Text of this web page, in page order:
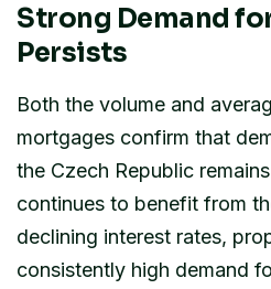
Strong Demand
Persists
Both the volume and
mortgages confirm that
the Czech Republic
continues to benefit from
declining interest rates,
consistently high demand